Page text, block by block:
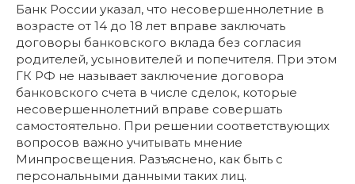
Банк России указал, что несовершеннолетние в
возрасте от 14 до 18 лет вправе заключать
договоры банковского вклада без согласия
родителей, усыновителей и попечителя. При этом
ГК РФ не называет заключение договора
банковского счета в числе сделок, которые
несовершеннолетний вправе совершать
самостоятельно. При решении соответствующих
вопросов важно учитывать мнение
Минпросвещения. Разъяснено, как быть с
персональными данными таких лиц.